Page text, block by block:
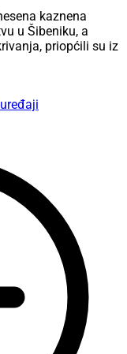
kaznena
u Šibeniku, a
priopćili su iz
uređaji